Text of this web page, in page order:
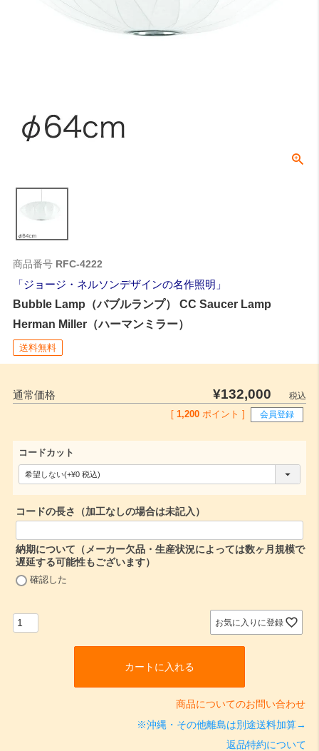
商品番号 RFC-4222
ジョージ・ネルソンデザインの名作照明
Bubble Lamp（バブルランプ） CC Saucer Lamp
Herman Miller（ハーマンミラー）
送料無料
通常価格 ¥132,000
税込
1,200 ポイント ] 会員登録
コードカット
(
必
須
コードの長さ（加工なしの場合は未記入）
納期について（メーカー欠品・生産状況によっては数ヶ月規模で
遅延する可能性もございます）
確認した
お気に入りに登録
カートに入れる
商品についてのお問い合わせ
※沖縄・その他離島は別途送料加算→
返品特約について